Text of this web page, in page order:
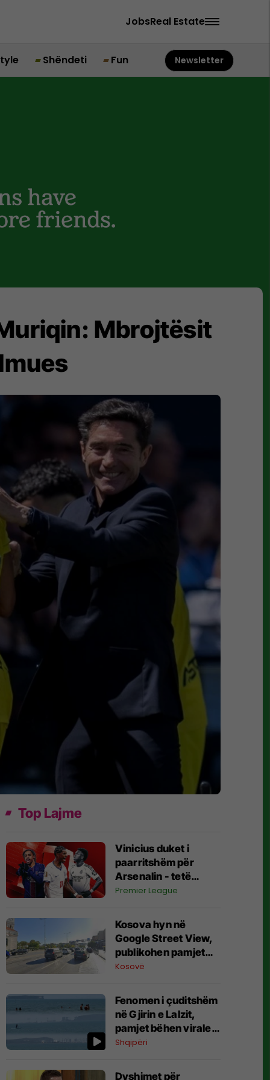
JobsReal Estate
Shëndeti Fun Newsletter
Mbrojtësit
Top Lajme
Vinicius duket i
paarritshëm për
Arsenalin - tetë
alternativa si
për krahun e majtë te
Topçinjtë
Premier League
Kosova hyn në
Google Street View,
publikohen pamjet
360-gradëshe
Kosovë
Fenomen i çuditshëm
në Gjirin e Lalzit,
pamjet bëhen virale
(Video)
Shqipëri
Dyshimet për